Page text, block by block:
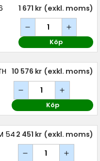
1 671 kr (exkl. moms)
Köp
10 576 kr (exkl. moms)
Köp
54 2 451 kr (exkl. moms)